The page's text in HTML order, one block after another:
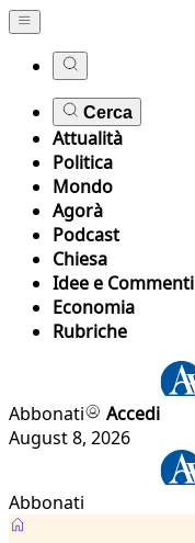
Cerca
Attualità
Politica
Mondo
Agorà
Podcast
Chiesa
Idee e Commenti
Economia
Rubriche
Abbonati
Accedi
August 8, 2026
Abbonati